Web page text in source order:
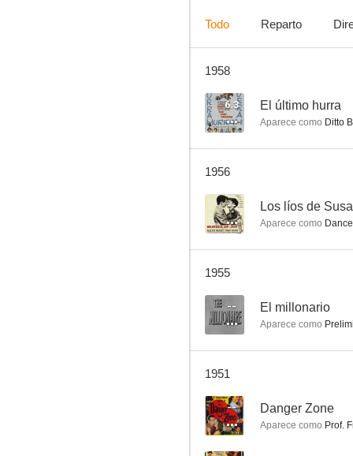
6.3
Todo Reparto
1958
6.3 El último hurra
Aparece como Ditto
1956
-- Los líos de
Aparece como
1955
-- El millonario
Aparece como
1951
-- Danger Zone
Aparece como Prof.